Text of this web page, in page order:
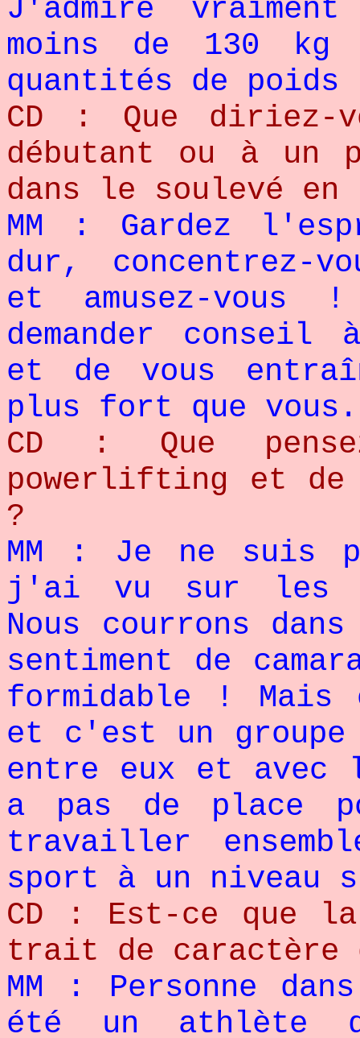
J'admire
moins de 130
quantités de
CD : Que diriez-
débutant ou à un
dans le soulevé en
MM : Gardez
dur, concentrez-
et amusez-vous
demander
et de vous
plus fort que vous.
CD : Que
powerlifting et de
?
MM : Je ne suis
j'ai vu sur les
Nous courrons
sentiment de
formidable !
et c'est un
entre eux et
a pas de place
travailler
sport à un niveau
CD : Est-ce que
trait de caractère
MM : Personne
été un athlète